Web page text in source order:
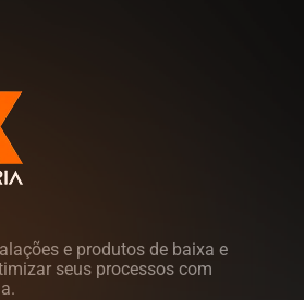
e produtos de baixa e
seus processos com